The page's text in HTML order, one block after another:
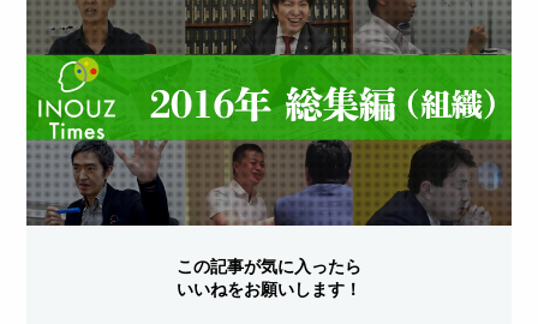
この記事が気に入ったら
いいねをお願いします！